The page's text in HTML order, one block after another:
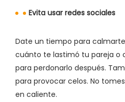
Evita usar redes sociales
Date un tiempo para
cuánto te lastimó tu pareja o
para perdonarlo después.
para provocar celos. No
en caliente.